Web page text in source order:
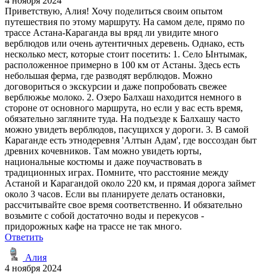
Приветствую, Алия! Хочу поделиться своим опытом
путешествия по этому маршруту. На самом деле, прямо по
трассе Астана-Караганда вы вряд ли увидите много
верблюдов или очень аутентичных деревень. Однако, есть
несколько мест, которые стоит посетить: 1. Село Ынтымак,
расположенное примерно в 100 км от Астаны. Здесь есть
небольшая ферма, где разводят верблюдов. Можно
договориться о экскурсии и даже попробовать свежее
верблюжье молоко. 2. Озеро Балхаш находится немного в
стороне от основного маршрута, но если у вас есть время,
обязательно загляните туда. На подъезде к Балхашу часто
можно увидеть верблюдов, пасущихся у дороги. 3. В самой
Караганде есть этнодеревня 'Алтын Адам', где воссоздан быт
древних кочевников. Там можно увидеть юрты,
национальные костюмы и даже поучаствовать в
традиционных играх. Помните, что расстояние между
Астаной и Карагандой около 220 км, и прямая дорога займет
около 3 часов. Если вы планируете делать остановки,
рассчитывайте свое время соответственно. И обязательно
возьмите с собой достаточно воды и перекусов -
придорожных кафе на трассе не так много.
Ответить
Алия
4 ноября 2024